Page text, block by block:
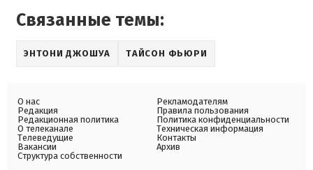
Связанные темы:
ЭНТОНИ ДЖОШУА ТАЙСОН ФЬЮРИ
О нас
Редакция
Редакционная политика
О телеканале
Телеведущие
Вакансии
Структура собственности
Рекламодателям
Правила пользования
Политика конфиденциальности
Техническая информация
Контакты
Архив